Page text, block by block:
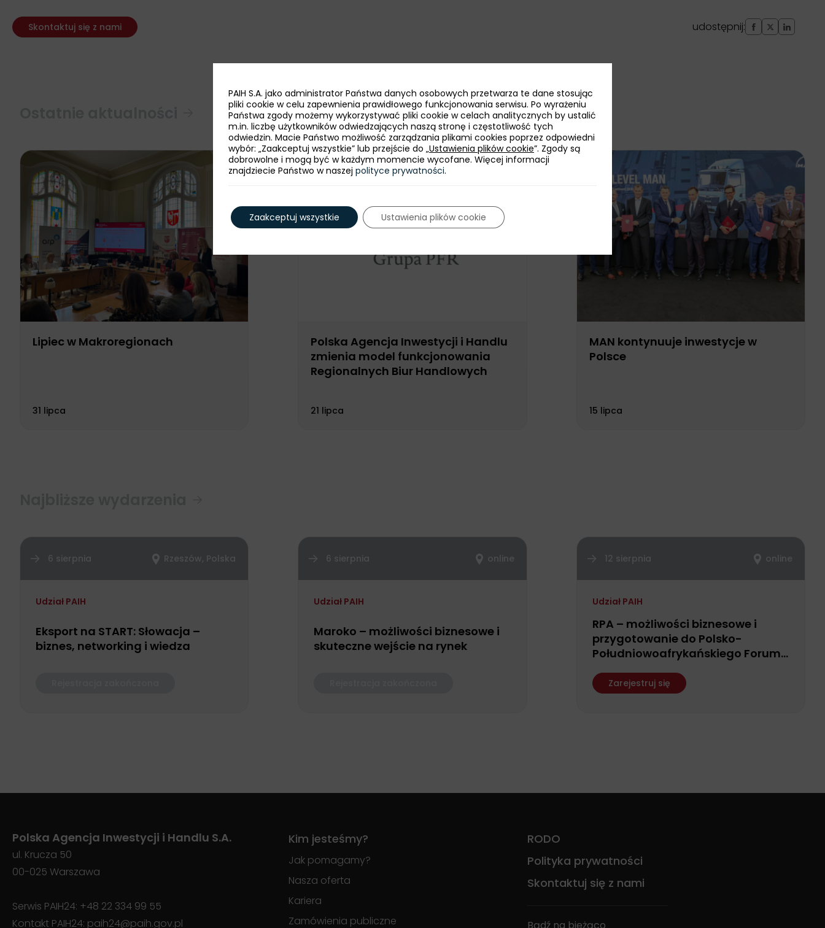
Skontaktuj się z nami udostępnij:
Lipiec w Makroregionach
31 lipca
Polska Agencja Inwestycji i Handlu
zmienia model funkcjonowania
Regionalnych Biur Handlowych
21 lipca
MAN kontynuuje inwestycje w
Polsce
15 lipca
6 sierpnia Rzeszów, Polska
Udział PAIH
Eksport na START: Słowacja –
biznes, networking i wiedza
6 sierpnia online
Udział PAIH
Maroko – możliwości biznesowe i
skuteczne wejście na rynek
12 sierpnia online
Udział PAIH
RPA – możliwości biznesowe i
przygotowanie do Polsko-
Południowoafrykańskiego Forum
Zarejestruj się
Polska Agencja Inwestycji i Handlu S.A.
ul. Krucza 50
00-025 Warszawa
Serwis PAIH24: +48 22 334 99 55
Kontakt PAIH24: paih24@paih.gov.pl
Kim jesteśmy?
Jak pomagamy?
Nasza oferta
Kariera
Zamówienia publiczne
RODO
Polityka prywatności
Skontaktuj się z nami
PAIH S.A. jako administrator Państwa danych osobowych przetwarza te dane stosując
pliki cookie w celu zapewnienia prawidłowego funkcjonowania serwisu. Po wyrażeniu
Państwa zgody możemy wykorzystywać pliki cookie w celach analitycznych by ustalić
m.in. liczbę użytkowników odwiedzających naszą stronę i częstotliwość tych
odwiedzin. Macie Państwo możliwość zarządzania plikami cookies poprzez odpowiedni
wybór: „Zaakceptuj wszystkie” lub przejście do „Ustawienia plików cookie”. Zgody są
dobrowolne i mogą być w każdym momencie wycofane. Więcej informacji
znajdziecie Państwo w naszej polityce prywatności.
Zaakceptuj wszystkie Ustawienia plików cookie